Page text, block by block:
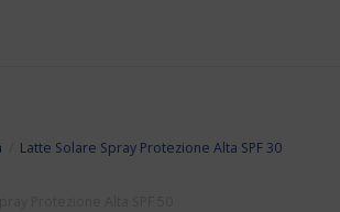
Latte Solare Spray Protezione Alta SPF 30